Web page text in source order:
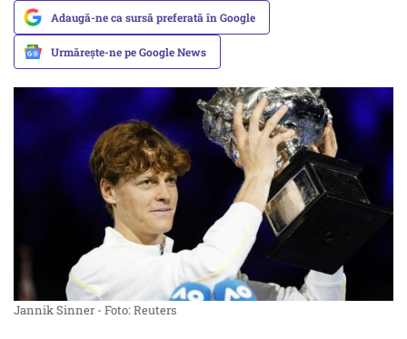
Adaugă-ne ca sursă preferată în Google
Urmărește-ne pe Google News
Jannik Sinner - Foto: Reuters